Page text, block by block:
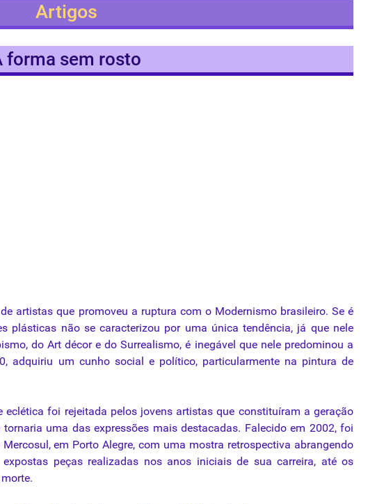
Artigos
forma sem rosto
artistas que promoveu a ruptura com o Modernismo brasileiro. Se é
plásticas não se caracterizou por uma única tendência, já que nele
, do Art décor e do Surrealismo, é inegável que nele predominou a
adquiriu um cunho social e político, particularmente na pintura de
eclética foi rejeitada pelos jovens artistas que constituíram a geração
uma das expressões mais destacadas. Falecido em 2002, foi
em Porto Alegre, com uma mostra retrospectiva abrangendo
peças realizadas nos anos iniciais de sua carreira, até os